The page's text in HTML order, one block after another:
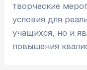
творческие
условия для
учащихся, но и
повышения